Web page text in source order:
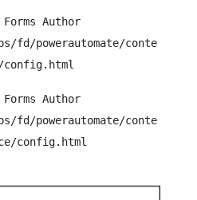
Author
fd/powerautomate/conte
config.html
Author
fd/powerautomate/conte
config.html